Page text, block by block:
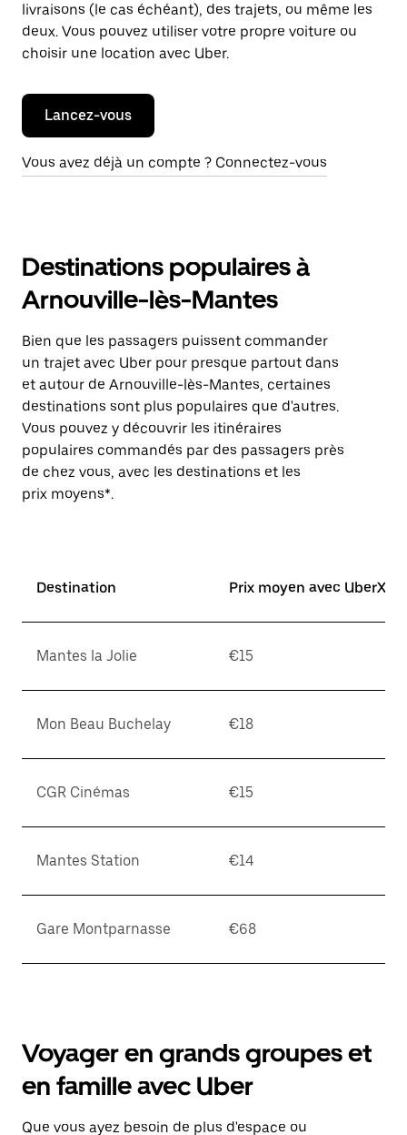
livraisons (le cas échéant), des trajets, ou même les
deux. Vous pouvez utiliser votre propre voiture ou
choisir une location avec Uber.
Lancez-vous
Vous avez déjà un compte ? Connectez-vous
Destinations populaires à
Arnouville-lès-Mantes
Bien que les passagers puissent commander
un trajet avec Uber pour presque partout dans
et autour de Arnouville-lès-Mantes, certaines
destinations sont plus populaires que d'autres.
Vous pouvez y découvrir les itinéraires
populaires commandés par des passagers près
de chez vous, avec les destinations et les
prix moyens*.
Destination Prix moyen avec UberX*
Mantes la Jolie €15
Mon Beau Buchelay €18
CGR Cinémas €15
Mantes Station €14
Gare Montparnasse €68
Voyager en grands groupes et
en famille avec Uber
Que vous ayez besoin de plus d'espace ou